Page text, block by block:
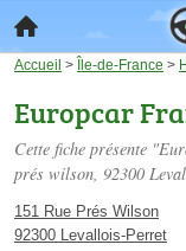
Accueil > Île-de-France >
Europcar
Cette fiche présente
prés wilson, 92300
151 Rue Prés Wilson
92300 Levallois-Perret